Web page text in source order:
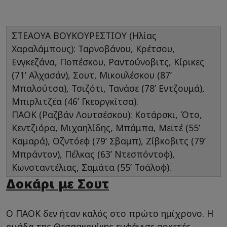
ΣΤΕΑΟΥΑ ΒΟΥΚΟΥΡΕΣΤΙΟΥ (Ηλίας
Χαραλάμπους): Ταρνοβάνου, Κρέτσου,
Ενγκεζάνα, Ποπέσκου, Ραντούνοβιτς, Κίρικες
(71’ Αλχασάν), Σουτ, Μικουλέσκου (87’
Μπαλούτσα), Τσιζότι, Τανάσε (78’ Εντζουμά),
Μπιρλιτζέα (46’ Γκεοργκίτσα).
ΠΑΟΚ (Ραζβάν Λουτσέσκου): Κοτάρσκι, Ότο,
Κεντζιόρα, Μιχαηλίδης, Μπάμπα, Μεϊτέ (55’
Καμαρά), Οζντόεφ (79’ Σβαμπ), Ζίβκοβιτς (79’
Μπράντον), Πέλκας (63’ Ντεσπόντοφ),
Κωνσταντέλιας, Σαμάτα (55’ Τσάλοφ).
Δοκάρι με Σουτ
Ο ΠΑΟΚ δεν ήταν καλός στο πρώτο ημίχρονο. Η